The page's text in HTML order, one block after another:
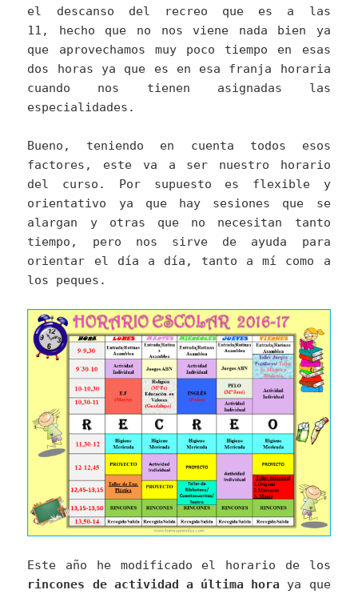
el descanso del recreo que es a las
11, hecho que no nos viene nada bien ya
que aprovechamos muy poco tiempo en esas
dos horas ya que es en esa franja horaria
cuando nos tienen asignadas las
especialidades.
Bueno, teniendo en cuenta todos esos
factores, este va a ser nuestro horario
del curso. Por supuesto es flexible y
orientativo ya que hay sesiones que se
alargan y otras que no necesitan tanto
tiempo, pero nos sirve de ayuda para
orientar el día a día, tanto a mí como a
los peques.
Este año he modificado el horario de los
rincones de actividad a última hora ya que